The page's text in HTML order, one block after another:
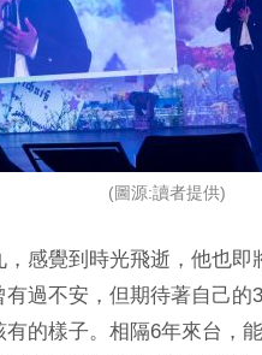
(圖源:讀者提供)
感覺到時光飛逝，他也即
有過不安，但期待著自己的
的樣子。相隔6年來台，